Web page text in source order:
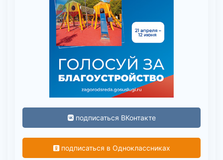
подписаться ВКонтакте
подписаться в Одноклассниках